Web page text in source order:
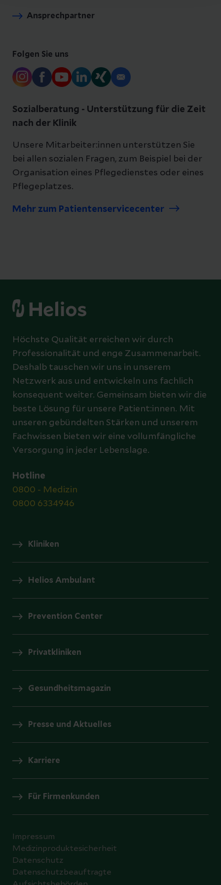
Ansprechpartner
Folgen Sie uns
Sozialberatung - Unterstützung für die Zeit
nach der Klinik
Unsere Mitarbeiter:innen unterstützen Sie
bei allen sozialen Fragen, zum Beispiel bei der
Organisation eines Pflegedienstes oder eines
Pflegeplatzes.
Mehr zum Patientenservicecenter
Höchste Qualität erreichen wir durch
Professionalität und enge Zusammenarbeit.
Deshalb tauschen wir uns in unserem
Netzwerk aus und entwickeln uns fachlich
konsequent weiter. Gemeinsam bieten wir die
beste Lösung für unsere Patient:innen. Mit
unseren gebündelten Stärken und unserem
Fachwissen bieten wir eine vollumfängliche
Versorgung in jeder Lebenslage.
Hotline
0800 - Medizin
0800 6334946
Kliniken
Helios Ambulant
Prevention Center
Privatkliniken
Gesundheitsmagazin
Presse und Aktuelles
Karriere
Für Firmenkunden
Impressum
Medizinproduktesicherheit
Datenschutz
Datenschutzbeauftragte